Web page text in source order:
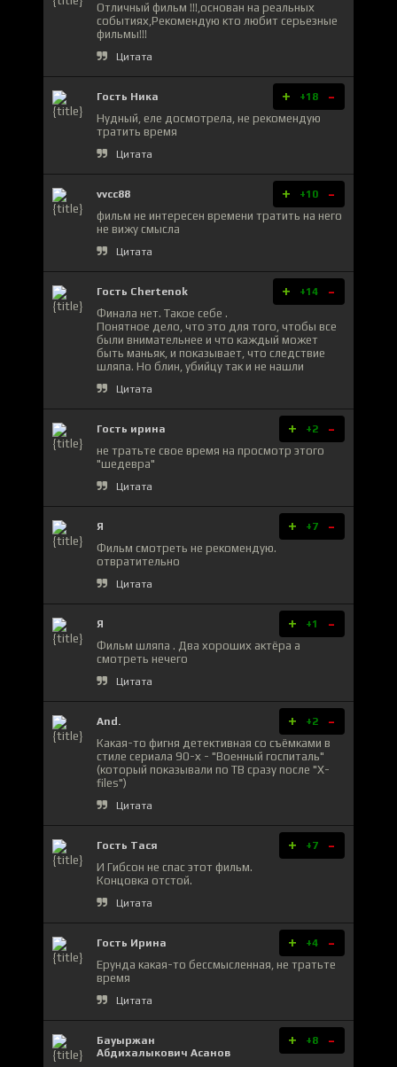
Отличный фильм !!!,основан на реальных
событиях,Рекомендую кто любит серьезные
фильмы!!!
Цитата
Гость Ника + +18 -
Нудный, еле досмотрела, не рекомендую
тратить время
Цитата
vvcc88 + +10 -
фильм не интересен времени тратить на него
не вижу смысла
Цитата
Гость Chertenok + +14 -
Финала нет. Такое себе .
Понятное дело, что это для того, чтобы все
были внимательнее и что каждый может
быть маньяк, и показывает, что следствие
шляпа. Но блин, убийцу так и не нашли
Цитата
Гость ирина + +2 -
не тратьте свое время на просмотр этого
"шедевра"
Цитата
Я + +7 -
Фильм смотреть не рекомендую.
отвратительно
Цитата
Я + +1 -
Фильм шляпа . Два хороших актёра а
смотреть нечего
Цитата
And. + +2 -
Какая-то фигня детективная со съёмками в
стиле сериала 90-х - "Военный госпиталь"
(который показывали по ТВ сразу после "Х-
files")
Цитата
Гость Тася + +7 -
И Гибсон не спас этот фильм.
Концовка отстой.
Цитата
Гость Ирина + +4 -
Ерунда какая-то бессмысленная, не тратьте
время
Цитата
Бауыржан
Абдихалыкович Асанов
+ +8 -